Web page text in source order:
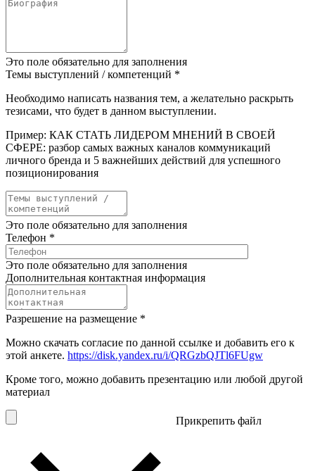
Это поле обязательно для заполнения
Темы выступлений / компетенций *
Необходимо написать названия тем, а желательно раскрыть
тезисами, что будет в данном выступлении.
Пример: КАК СТАТЬ ЛИДЕРОМ МНЕНИЙ В СВОЕЙ
СФЕРЕ: разбор самых важных каналов коммуникаций
личного бренда и 5 важнейших действий для успешного
позиционирования
Это поле обязательно для заполнения
Телефон *
Это поле обязательно для заполнения
Дополнительная контактная информация
Разрешение на размещение *
Можно скачать согласие по данной ссылке и добавить его к
этой анкете. https://disk.yandex.ru/i/QRGzbQJTl6FUgw
Кроме того, можно добавить презентацию или любой другой
материал
Прикрепить файл